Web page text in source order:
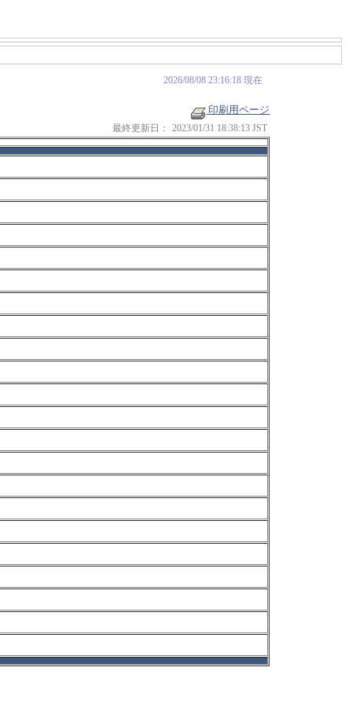
2026/08/08 23:16:18 現在
印刷用ページ
最終更新日： 2023/01/31 18:38:13 JST